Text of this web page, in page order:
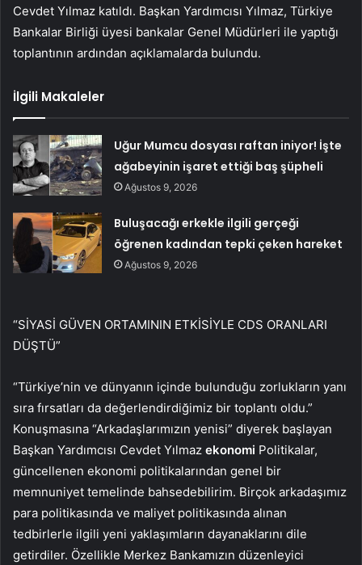
Cevdet Yılmaz katıldı. Başkan Yardımcısı Yılmaz, Türkiye
Bankalar Birliği üyesi bankalar Genel Müdürleri ile yaptığı
toplantının ardından açıklamalarda bulundu.
İlgili Makaleler
Uğur Mumcu dosyası raftan iniyor! İşte
ağabeyinin işaret ettiği baş şüpheli
Ağustos 9, 2026
Buluşacağı erkekle ilgili gerçeği
öğrenen kadından tepki çeken hareket
Ağustos 9, 2026
“SİYASİ GÜVEN ORTAMININ ETKİSİYLE CDS ORANLARI
DÜŞTÜ”
“Türkiye’nin ve dünyanın içinde bulunduğu zorlukların yanı
sıra fırsatları da değerlendirdiğimiz bir toplantı oldu.”
Konuşmasına “Arkadaşlarımızın yenisi” diyerek başlayan
Başkan Yardımcısı Cevdet Yılmaz ekonomi Politikalar,
güncellenen ekonomi politikalarından genel bir
memnuniyet temelinde bahsedebilirim. Birçok arkadaşımız
para politikasında ve maliyet politikasında alınan
tedbirlerle ilgili yeni yaklaşımların dayanaklarını dile
getirdiler. Özellikle Merkez Bankamızın düzenleyici